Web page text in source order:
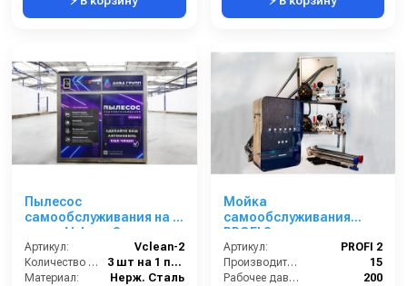
Пылесос
самообслуживания на 2
поста Vclean-2
Артикул:
Vclean-2
Количество турбин (шт):
3 шт на 1 пост / 6 штук итого
Материал:
Нерж. Сталь
Мойка
самообслуживания
PROFI 2 поста
Артикул:
PROFI 2
Производительность (л/мин):
15
Рабочее давление (бар):
200